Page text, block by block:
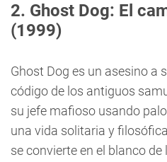
2. Ghost Dog: El
(1999)
Ghost Dog es un asesino a
código de los antiguos
su jefe mafioso usando
una vida solitaria y
se convierte en el blanco